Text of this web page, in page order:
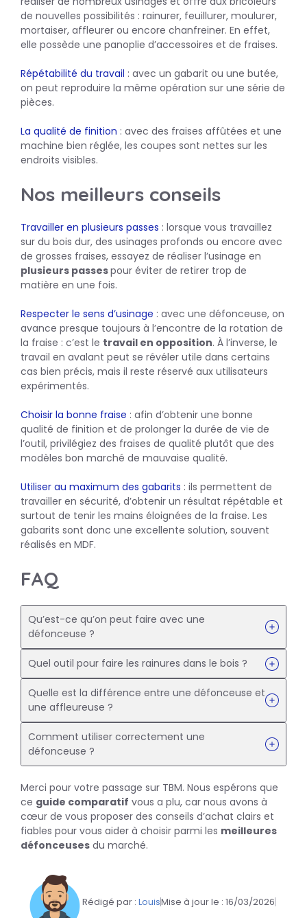
de nouvelles possibilités : rainurer, feuillurer, moulurer,
mortaiser, affleurer ou encore chanfreiner. En effet,
elle possède une panoplie d’accessoires et de fraises.
Répétabilité du travail : avec un gabarit ou une butée,
on peut reproduire la même opération sur une série de
pièces.
La qualité de finition : avec des fraises affûtées et une
machine bien réglée, les coupes sont nettes sur les
endroits visibles.
Nos meilleurs conseils
Travailler en plusieurs passes : lorsque vous travaillez
sur du bois dur, des usinages profonds ou encore avec
de grosses fraises, essayez de réaliser l’usinage en
plusieurs passespour éviter de retirer trop de
matière en une fois.
Respecter le sens d’usinage : avec une défonceuse, on
avance presque toujours à l’encontre de la rotation de
la fraise : c’est le travail en opposition. À l’inverse, le
travail en avalant peut se révéler utile dans certains
cas bien précis, mais il reste réservé aux utilisateurs
expérimentés.
Choisir la bonne fraise : afin d’obtenir une bonne
qualité de finition et de prolonger la durée de vie de
l’outil, privilégiez des fraises de qualité plutôt que des
modèles bon marché de mauvaise qualité.
Utiliser au maximum des gabarits : ils permettent de
travailler en sécurité, d’obtenir un résultat répétable et
surtout de tenir les mains éloignées de la fraise. Les
gabarits sont donc une excellente solution, souvent
réalisés en MDF.
FAQ
Qu’est-ce qu’on peut faire avec une
défonceuse ?
Quel outil pour faire les rainures dans le bois ?
Quelle est la différence entre une défonceuse et
une affleureuse ?
Comment utiliser correctement une
défonceuse ?
Merci pour votre passage sur TBM. Nous espérons que
ce guide comparatif vous a plu, car nous avons à
cœur de vous proposer des conseils d’achat clairs et
fiables pour vous aider à choisir parmi les meilleures
défonceuses du marché.
Rédigé par : LouisMise à jour le : 16/03/2026